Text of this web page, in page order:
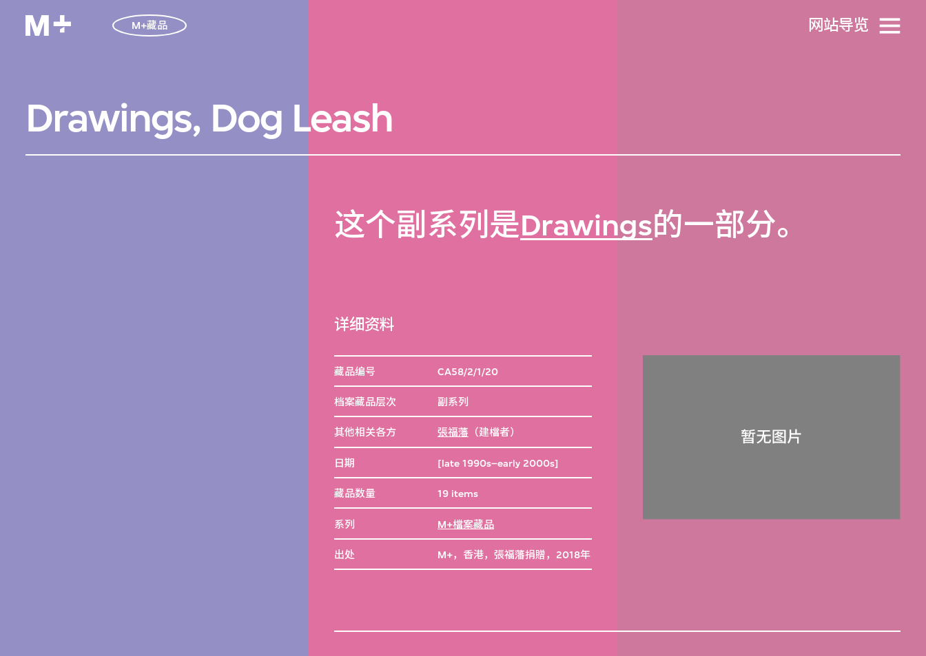
M+藏品 网站导览
Drawings, Dog Leash
这个副系列是Drawings的一部分。
详细资料
藏品编号 CA58/2/1/20
档案藏品层次 副系列
其他相关各方 張福藩 （建檔者）
日期 [late 1990s–early 2000s]
藏品数量 19 items
系列 M+檔案藏品
出处 M+，香港，張福藩捐贈，2018年